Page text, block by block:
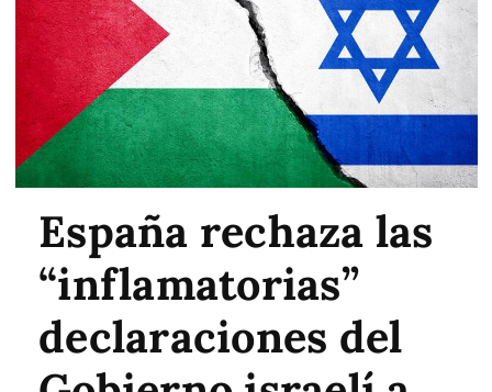
España rechaza las
“inflamatorias”
declaraciones del